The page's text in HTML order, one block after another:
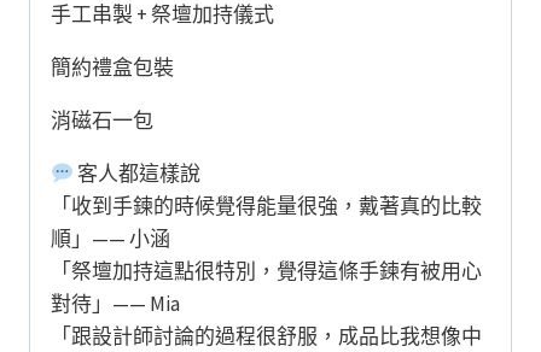
手工串製 + 祭壇加持儀式
簡約禮盒包裝
消磁石一包
客人都這樣說
「收到手鍊的時候覺得能量很強，戴著真的比較
順」—— 小涵
「祭壇加持這點很特別，覺得這條手鍊有被用心
對待」—— Mia
「跟設計師討論的過程很舒服，成品比我想像中